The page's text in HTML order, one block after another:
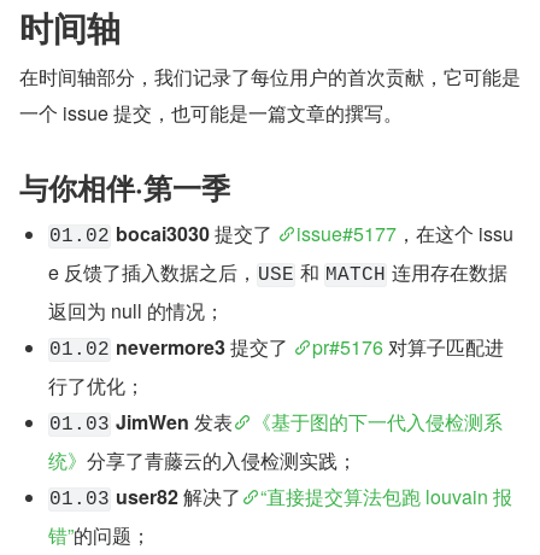
时间轴
在时间轴部分，我们记录了每位用户的首次贡献，它可能是
一个 issue 提交，也可能是一篇文章的撰写。
与你相伴·第一季
01.02 bocai3030 提交了 issue#5177 ，在这个 issu
e 反馈了插入数据之后， USE 和 MATCH 连用存在数据
返回为 null 的情况；
01.02 nevermore3 提交了 pr#5176 对算子匹配进
行了优化；
01.03 JimWen 发表
《基于图的下一代入侵检测系
统》 分享了青藤云的入侵检测实践；
01.03 user82 解决了
“直接提交算法包跑 louvain 报
错”的问题；